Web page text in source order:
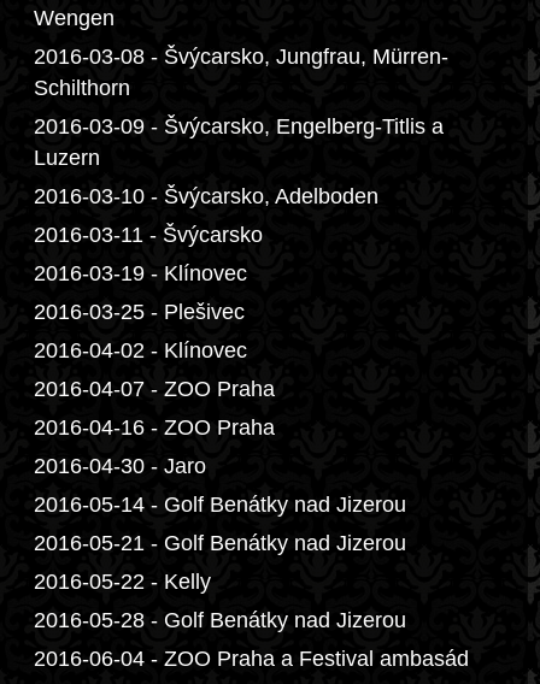
Wengen
2016-03-08 - Švýcarsko, Jungfrau, Mürren-
Schilthorn
2016-03-09 - Švýcarsko, Engelberg-Titlis a
Luzern
2016-03-10 - Švýcarsko, Adelboden
2016-03-11 - Švýcarsko
2016-03-19 - Klínovec
2016-03-25 - Plešivec
2016-04-02 - Klínovec
2016-04-07 - ZOO Praha
2016-04-16 - ZOO Praha
2016-04-30 - Jaro
2016-05-14 - Golf Benátky nad Jizerou
2016-05-21 - Golf Benátky nad Jizerou
2016-05-22 - Kelly
2016-05-28 - Golf Benátky nad Jizerou
2016-06-04 - ZOO Praha a Festival ambasád